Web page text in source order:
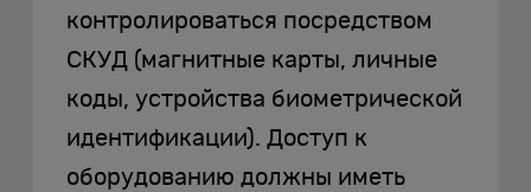
контролироваться посредством
СКУД (магнитные карты, личные
коды, устройства биометрической
идентификации). Доступ к
оборудованию должны иметь